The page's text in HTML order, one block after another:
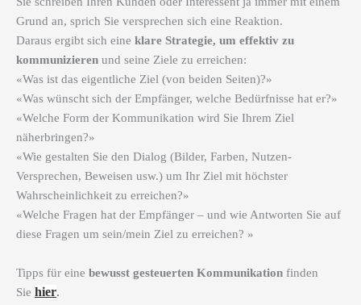
Grund an, sprich Sie versprechen sich eine Reaktion.
Daraus ergibt sich eine klare Strategie, um effektiv zu
kommunizieren und seine Ziele zu erreichen:
«Was ist das eigentliche Ziel (von beiden Seiten)?»
«Was wünscht sich der Empfänger, welche Bedürfnisse hat er?»
«Welche Form der Kommunikation wird Sie Ihrem Ziel
näherbringen?»
«Wie gestalten Sie den Dialog (Bilder, Farben, Nutzen-
Versprechen, Beweisen usw.) um Ihr Ziel mit höchster
Wahrscheinlichkeit zu erreichen?»
«Welche Fragen hat der Empfänger – und wie Antworten Sie auf
diese Fragen um sein/mein Ziel zu erreichen? »
Tipps für eine bewusst gesteuerten Kommunikation finden
Sie hier.